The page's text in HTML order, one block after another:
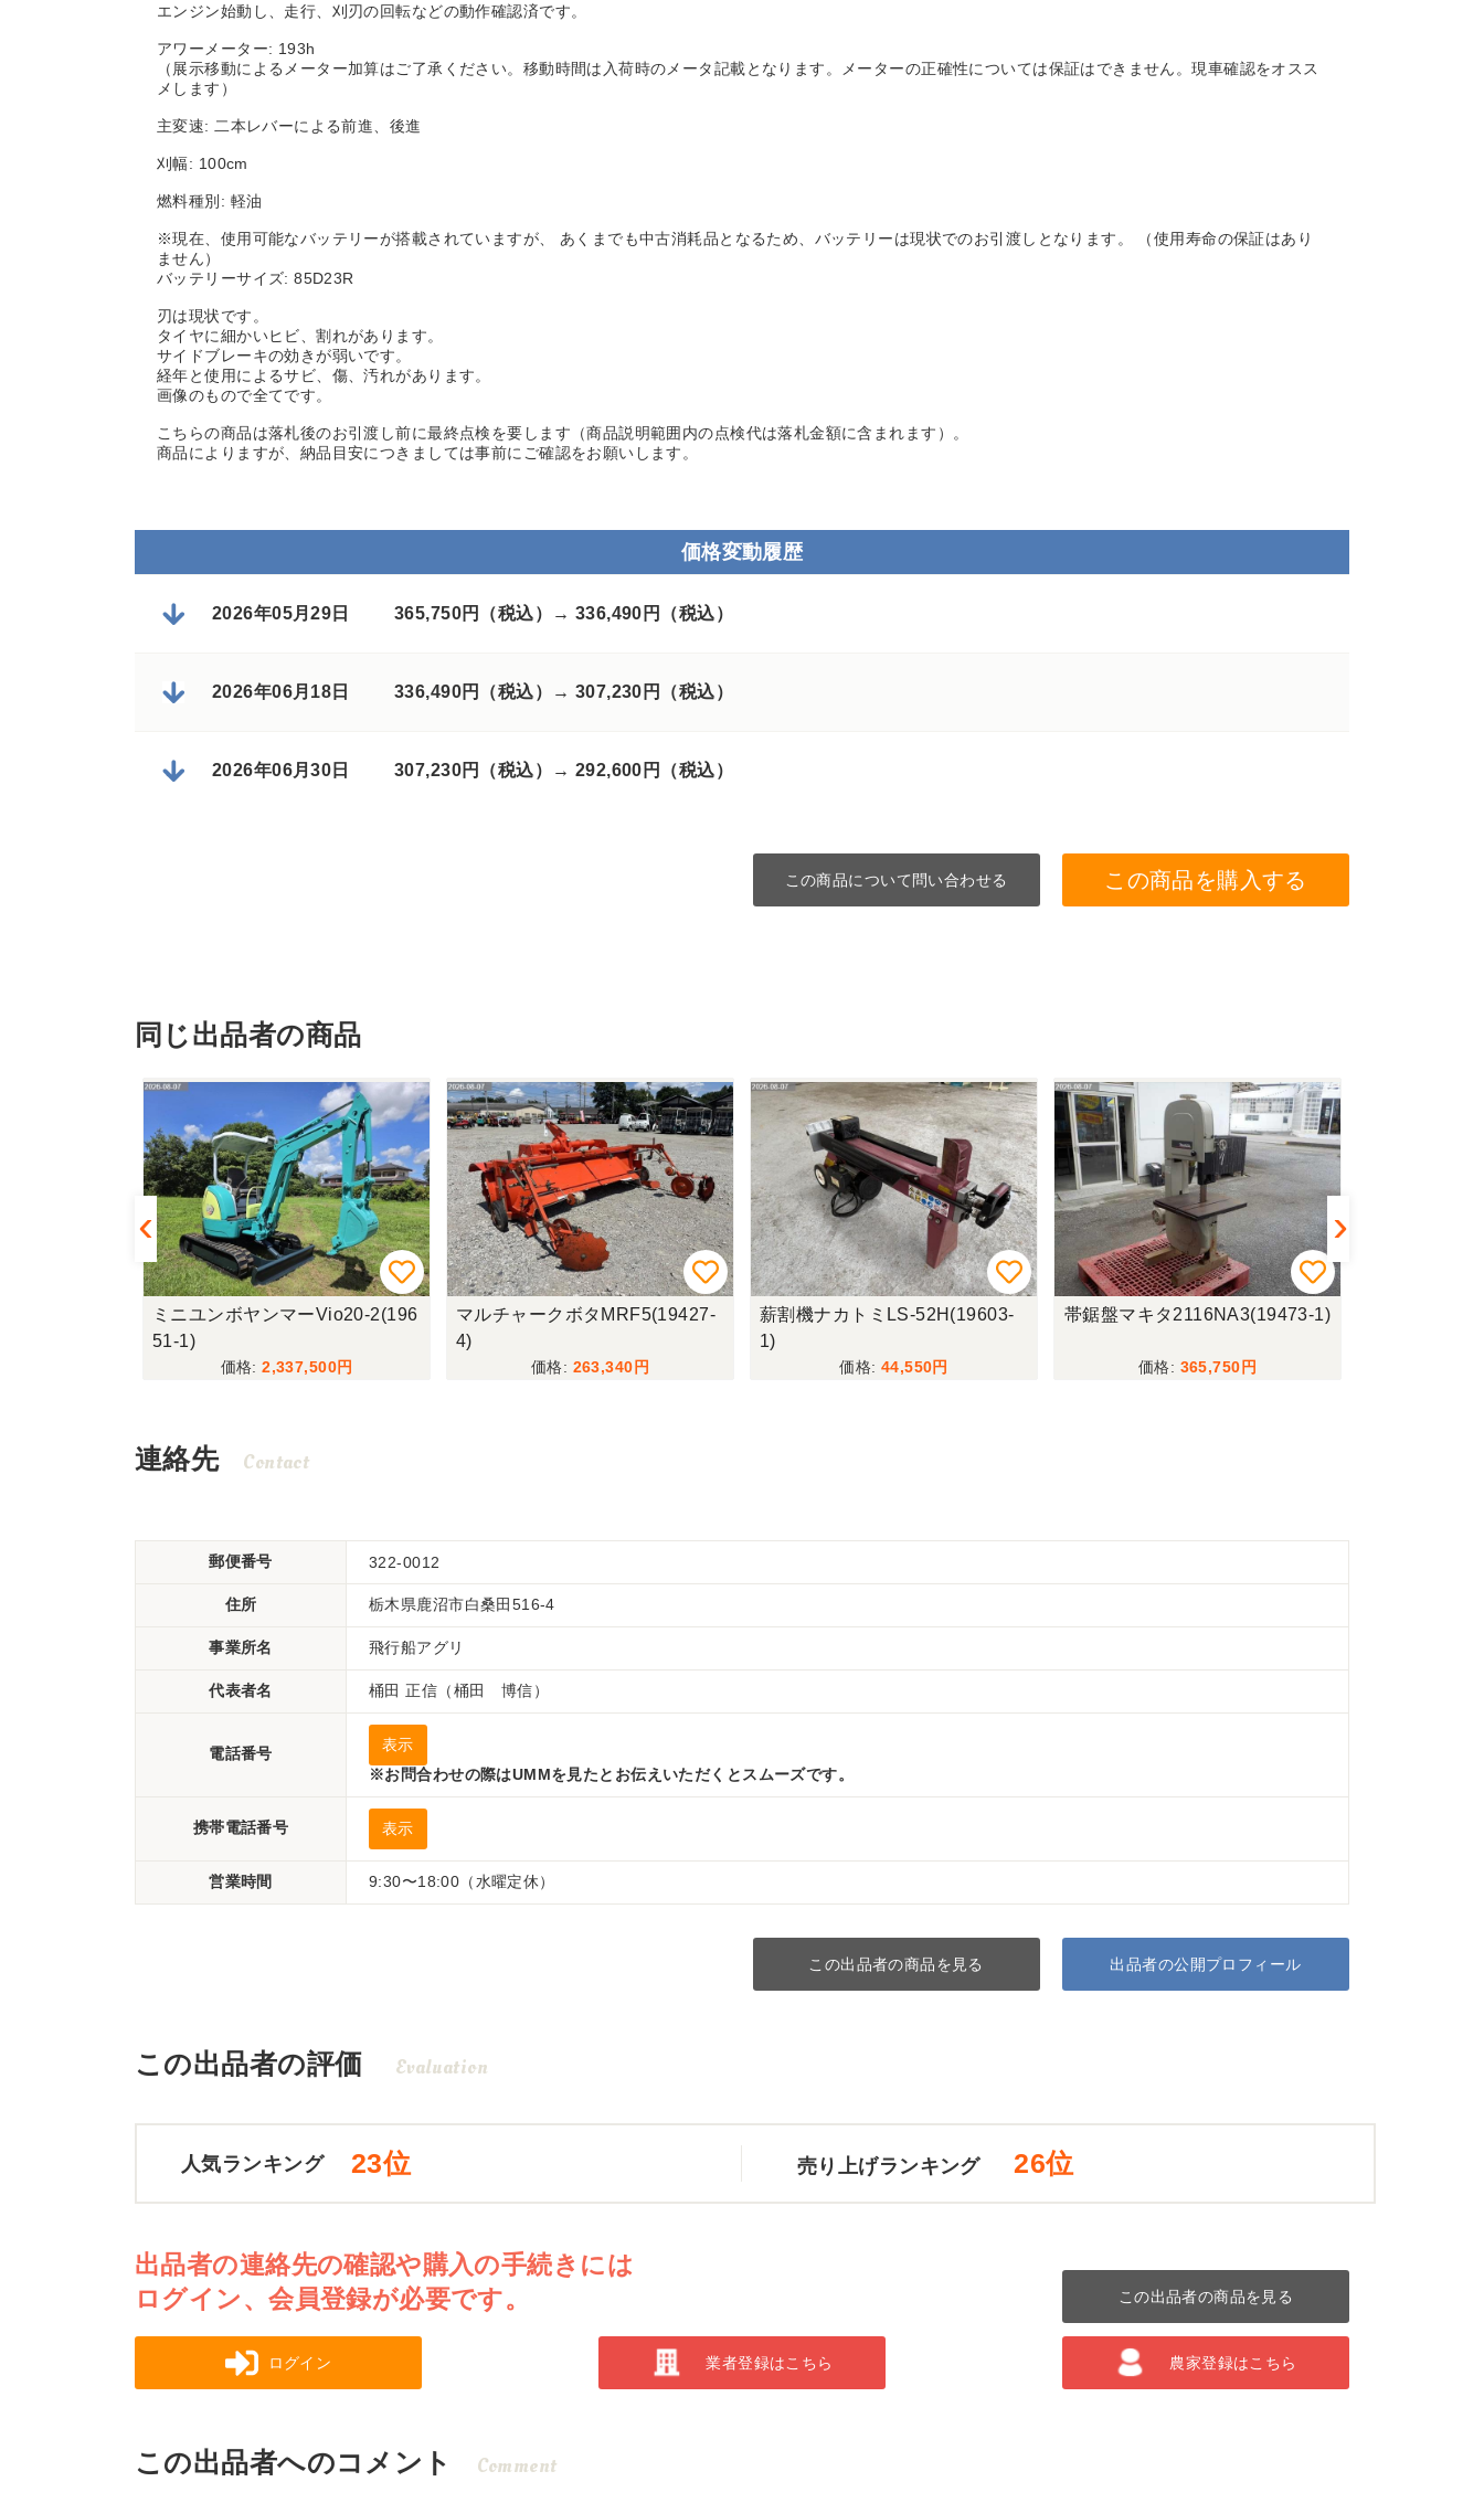
エンジン始動し、走行、刈刃の回転などの動作確認済です。
アワーメーター: 193h
（展示移動によるメーター加算はご了承ください。移動時間は入荷時のメータ記載となります。メーターの正確性については保証はできません。現車確認をオスス
メします）
主変速: 二本レバーによる前進、後進
刈幅: 100cm
燃料種別: 軽油
※現在、使用可能なバッテリーが搭載されていますが、 あくまでも中古消耗品となるため、バッテリーは現状でのお引渡しとなります。 （使用寿命の保証はあり
ません）
バッテリーサイズ: 85D23R
刃は現状です。
タイヤに細かいヒビ、割れがあります。
サイドブレーキの効きが弱いです。
経年と使用によるサビ、傷、汚れがあります。
画像のもので全てです。
こちらの商品は落札後のお引渡し前に最終点検を要します（商品説明範囲内の点検代は落札金額に含まれます）。
商品によりますが、納品目安につきましては事前にご確認をお願いします。
価格変動履歴
2026年05月29日 365,750円（税込）→ 336,490円（税込）
2026年06月18日 336,490円（税込）→ 307,230円（税込）
2026年06月30日 307,230円（税込）→ 292,600円（税込）
この商品について問い合わせる この商品を購入する
同じ出品者の商品
マルチャークボタMRF5(19427-
4)
263,340
薪割機ナカトミLS-52H(19603-
1)
44,550
帯鋸盤マキタ2116NA3(19473-1)
365,750
ロールベーラースターMRB0850
365,750
連絡先 Contact
郵便番号 322-0012
住所 栃木県鹿沼市白桑田516-4
事業所名 飛行船アグリ
代表者名 桶田 正信（桶田 博信）
電話番号
表示
※お問合わせの際はUMMを見たとお伝えいただくとスムーズです。
携帯電話番号 表示
営業時間 9:30〜18:00（水曜定休）
この出品者の商品を見る 出品者の公開プロフィール
この出品者の評価 Evaluation
人気ランキング 23位 売り上げランキング 26位
出品者の連絡先の確認や購入の手続きには
ログイン、会員登録が必要です。
この出品者の商品を見る
ログイン 業者登録はこちら 農家登録はこちら
この出品者へのコメント Comment